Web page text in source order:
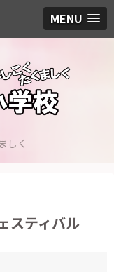
MENU
しく
スティバル